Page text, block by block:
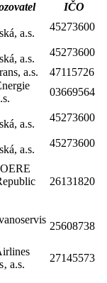
IČO
a.s.
45273600
a.s.
45273600
a.s.
47115726
03669564
a.s.
45273600
a.s.
45273600
26131820
25608738
a.s.
27145573